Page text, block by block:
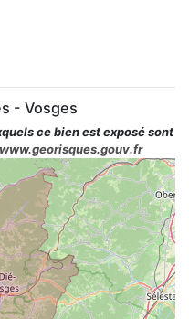
- Vosges
ce bien est exposé sont
www.georisques.gouv.fr